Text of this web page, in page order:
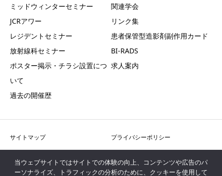
ミッドウィンターセミナー
JCRアワー
レジデントセミナー
放射線科セミナー
ポスター掲示・チラシ設置につ
いて
過去の開催歴
関連学会
リンク集
患者保管型造影剤副作用カード
BI-RADS
求人案内
サイトマップ
プライバシーポリシー
旧ホームページ
当ウェブサイトではサイトでの体験の向上、コンテンツや広告のパ
ーソナライズ、トラフィックの分析のために、クッキーを使用して